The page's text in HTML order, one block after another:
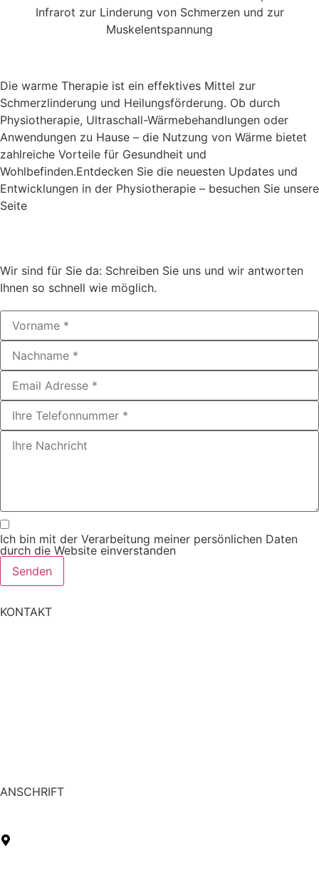
Die warme Therapie ist ein effektives Mittel zur
Schmerzlinderung und Heilungsförderung. Ob durch
Physiotherapie, Ultraschall-Wärmebehandlungen oder
Anwendungen zu Hause – die Nutzung von Wärme bietet
zahlreiche Vorteile für Gesundheit und
Wohlbefinden.Entdecken Sie die neuesten Updates und
Entwicklungen in der Physiotherapie – besuchen Sie unsere
Seite
Wir sind für Sie da: Schreiben Sie uns und wir antworten
Ihnen so schnell wie möglich.
Ich bin mit der Verarbeitung meiner persönlichen Daten
durch die Website einverstanden
Senden
KONTAKT
ANSCHRIFT